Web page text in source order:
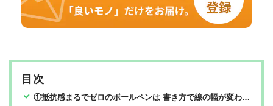
目次
①抵抗感まるでゼロのボールペンは 書き方で線の幅が変わります